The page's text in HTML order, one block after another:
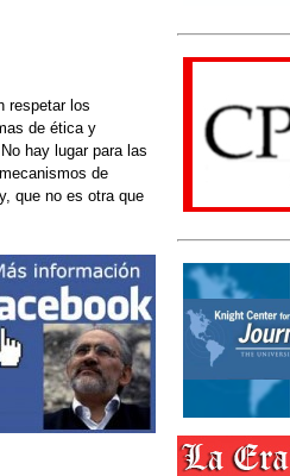
respetar los
de ética y
hay lugar para las
de
que no es otra que